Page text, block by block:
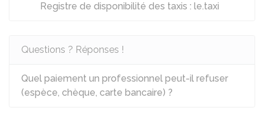
Registre de disponibilité des taxis : le.taxi
Questions ? Réponses !
Quel paiement un professionnel peut-il refuser
(espèce, chèque, carte bancaire) ?